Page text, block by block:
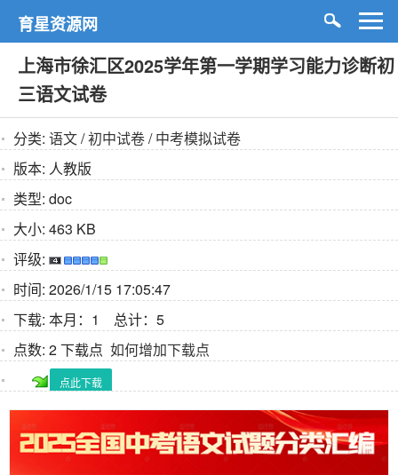
育星资源网
上海市徐汇区2025学年第一学期学习能力诊断初
三语文试卷
分类: 语文/初中试卷/中考模拟试卷
版本: 人教版
类型: doc
大小: 463 KB
评级:
时间: 2026/1/15 17:05:47
下载: 本月：1 总计：5
点数: 2 下载点 如何增加下载点
点此下载